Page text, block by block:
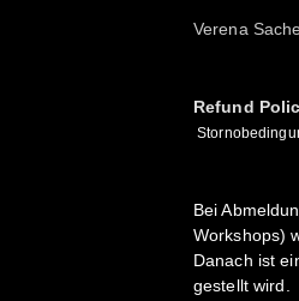
Verena
Refund
Bei
Workshops)
Danach ist
gestellt wird.